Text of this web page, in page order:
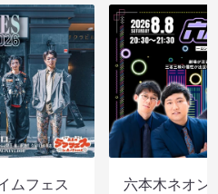
ムフェス
六本木ネオン